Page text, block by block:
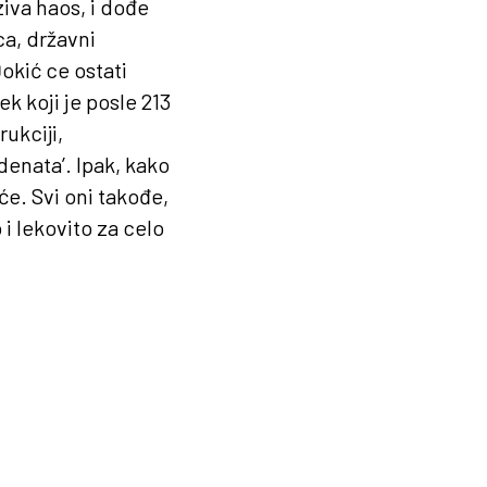
haos, i dođe
državni
ce ostati
koji je posle 213
Ipak, kako
Svi oni takođe,
i lekovito za celo